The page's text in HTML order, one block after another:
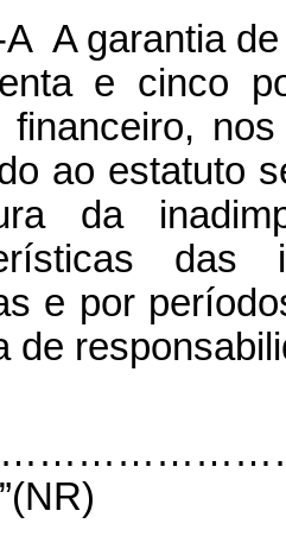
A A garantia
e cinco
financeiro,
ao estatuto
da
das
e por
de